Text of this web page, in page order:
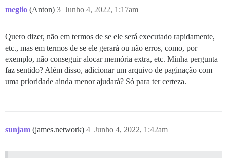
meglio (Anton) Junho 4, 2022, 1:17am
3
Quero dizer, não em termos de se ele será executado rapidamente,
etc., mas em termos de se ele gerará ou não erros, como, por
exemplo, não conseguir alocar memória extra, etc. Minha pergunta
faz sentido? Além disso, adicionar um arquivo de paginação com
uma prioridade ainda menor ajudará? Só para ter certeza.
sunjam (james.network) Junho 4, 2022, 1:42am
4